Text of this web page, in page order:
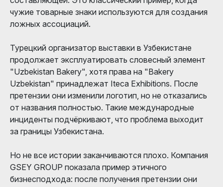
чужие товарные знаки используются для создания
ложных ассоциаций.
Турецкий организатор выставки в Узбекистане
продолжает эксплуатировать словесный элемент
"Uzbekistan Bakery", хотя права на "Bakery
Uzbekistan" принадлежат Iteca Exhibitions. После
претензии они изменили логотип, но не отказались
от названия полностью. Такие международные
инциденты подчёркивают, что проблема выходит
за границы Узбекистана.
Но не все истории заканчиваются плохо. Компания
GSEY GROUP показала пример этичного
бизнесподхода: после получения претензии они